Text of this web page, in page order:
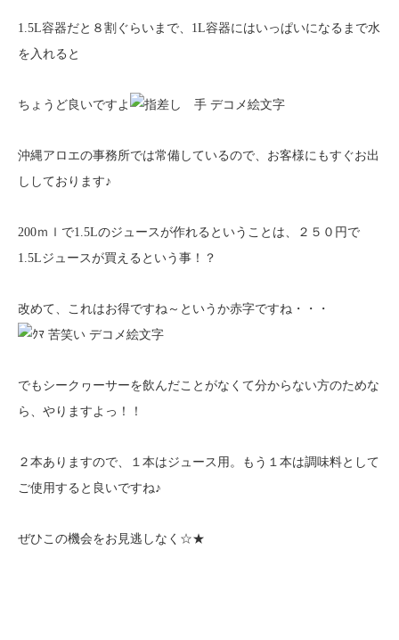
1.5L容器だと８割ぐらいまで、1L容器にはいっぱいになるまで水
を入れると
ちょうど良いですよ
沖縄アロエの事務所では常備しているので、お客様にもすぐお出
ししております♪
200ｍｌで1.5Lのジュースが作れるということは、２５０円で
1.5Lジュースが買えるという事！？
改めて、これはお得ですね～というか赤字ですね・・・
でもシークヮーサーを飲んだことがなくて分からない方のためな
ら、やりますよっ！！
２本ありますので、１本はジュース用。もう１本は調味料として
ご使用すると良いですね♪
ぜひこの機会をお見逃しなく☆★